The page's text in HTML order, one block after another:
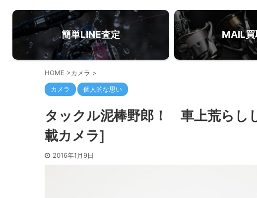
簡単LINE査定 MAIL買
HOME >カメラ >
カメラ 個人的な思い
タックル泥棒野郎！ 車上荒らし
載カメラ]
2016年1月9日